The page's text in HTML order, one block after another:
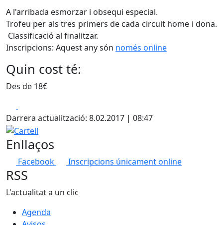
A l'arribada esmorzar i obsequi especial.
Trofeu per als tres primers de cada circuit home i dona.
Classificació al finalitzar.
Inscripcions: Aquest any són només online
Quin cost té:
Des de 18€
Darrera actualització: 8.02.2017 | 08:47
Cartell
Enllaços
Facebook Inscripcions únicament online
RSS
L'actualitat a un clic
Agenda